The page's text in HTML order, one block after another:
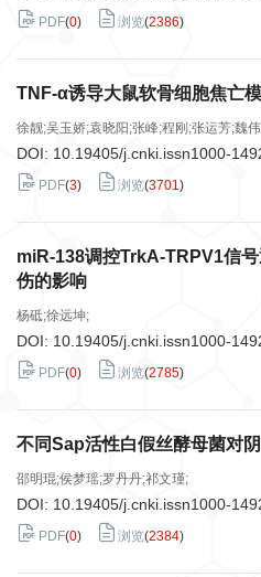
PDF(0) 浏览(2386)
TNF-α诱导大鼠软骨细胞焦亡
徐靓;吴玉娇;袁晓阳;张峰;程刚;张运芳;魏
DOI: 10.19405/j.cnki.issn1000-
PDF(3) 浏览(3701)
miR-138调控TrkA-TRPV1信
伤的影响
杨砥;徐远坤;
DOI: 10.19405/j.cnki.issn1000-
PDF(0) 浏览(2785)
不同Sap活性白假丝酵母菌对
邵明琨;侯梦瑶;罗丹丹;祁文瑾;
DOI: 10.19405/j.cnki.issn1000-
PDF(0) 浏览(2384)